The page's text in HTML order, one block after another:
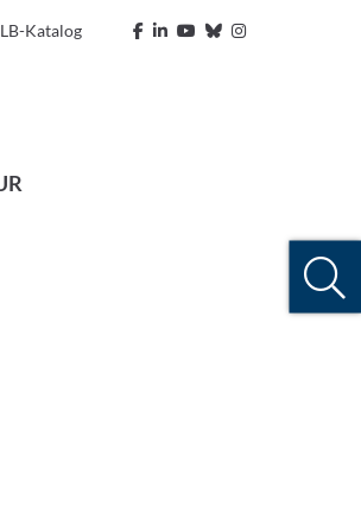
Katalog